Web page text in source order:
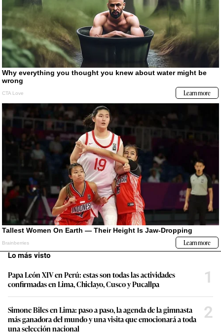
Lo más visto
Papa León XIV en Perú: estas son todas las actividades
confirmadas en Lima, Chiclayo, Cusco y Pucallpa
1
Simone Biles en Lima: paso a paso, la agenda de la gimnasta
más ganadora del mundo y una visita que emocionará a toda
una selección nacional
2